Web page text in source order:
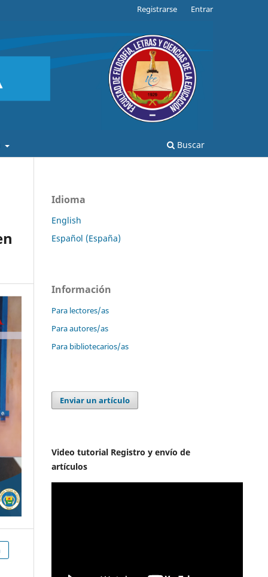
Buscar
Registrarse Entrar
Idioma
English
Español (España)
Información
Para lectores/as
Para autores/as
Para bibliotecarios/as
Enviar un artículo
Video tutorial Registro y envío de
artículos